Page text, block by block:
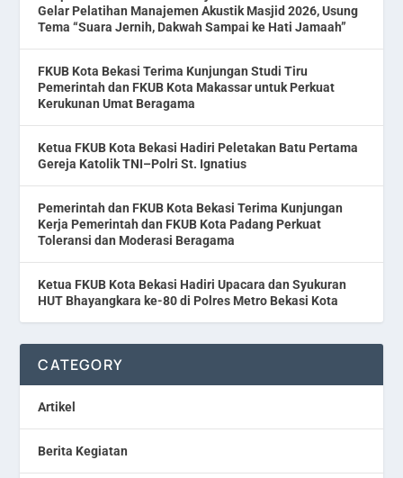
Gelar Pelatihan Manajemen Akustik Masjid 2026, Usung
Tema “Suara Jernih, Dakwah Sampai ke Hati Jamaah”
FKUB Kota Bekasi Terima Kunjungan Studi Tiru
Pemerintah dan FKUB Kota Makassar untuk Perkuat
Kerukunan Umat Beragama
Ketua FKUB Kota Bekasi Hadiri Peletakan Batu Pertama
Gereja Katolik TNI–Polri St. Ignatius
Pemerintah dan FKUB Kota Bekasi Terima Kunjungan
Kerja Pemerintah dan FKUB Kota Padang Perkuat
Toleransi dan Moderasi Beragama
Ketua FKUB Kota Bekasi Hadiri Upacara dan Syukuran
HUT Bhayangkara ke-80 di Polres Metro Bekasi Kota
CATEGORY
Artikel
Berita Kegiatan